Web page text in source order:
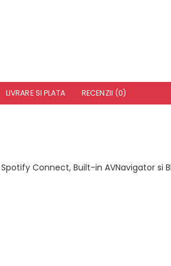
LIVRARE SI PLATA RECENZII (0)
Spotify Connect, Built-in AVNavigator si